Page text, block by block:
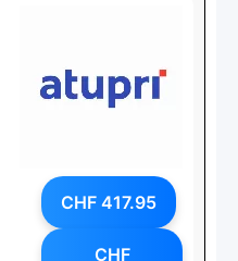
CHF 417.95
CHF